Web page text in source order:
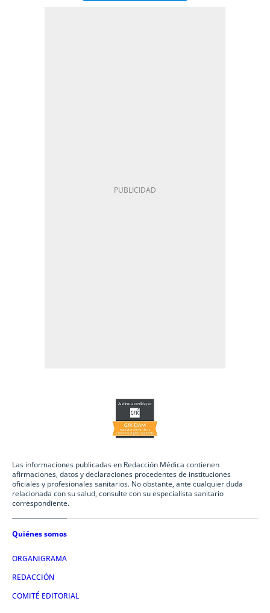
Las informaciones publicadas en Redacción Médica contienen
afirmaciones, datos y declaraciones procedentes de instituciones
oficiales y profesionales sanitarios. No obstante, ante cualquier duda
relacionada con su salud, consulte con su especialista sanitario
correspondiente.
Quiénes somos
ORGANIGRAMA
REDACCIÓN
COMITÉ EDITORIAL